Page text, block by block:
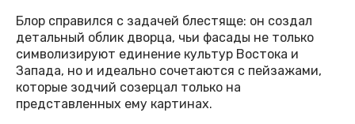
Блор справился с задачей блестяще: он создал
детальный облик дворца, чьи фасады не только
символизируют единение культур Востока и
Запада, но и идеально сочетаются с пейзажами,
которые зодчий созерцал только на
представленных ему картинах.